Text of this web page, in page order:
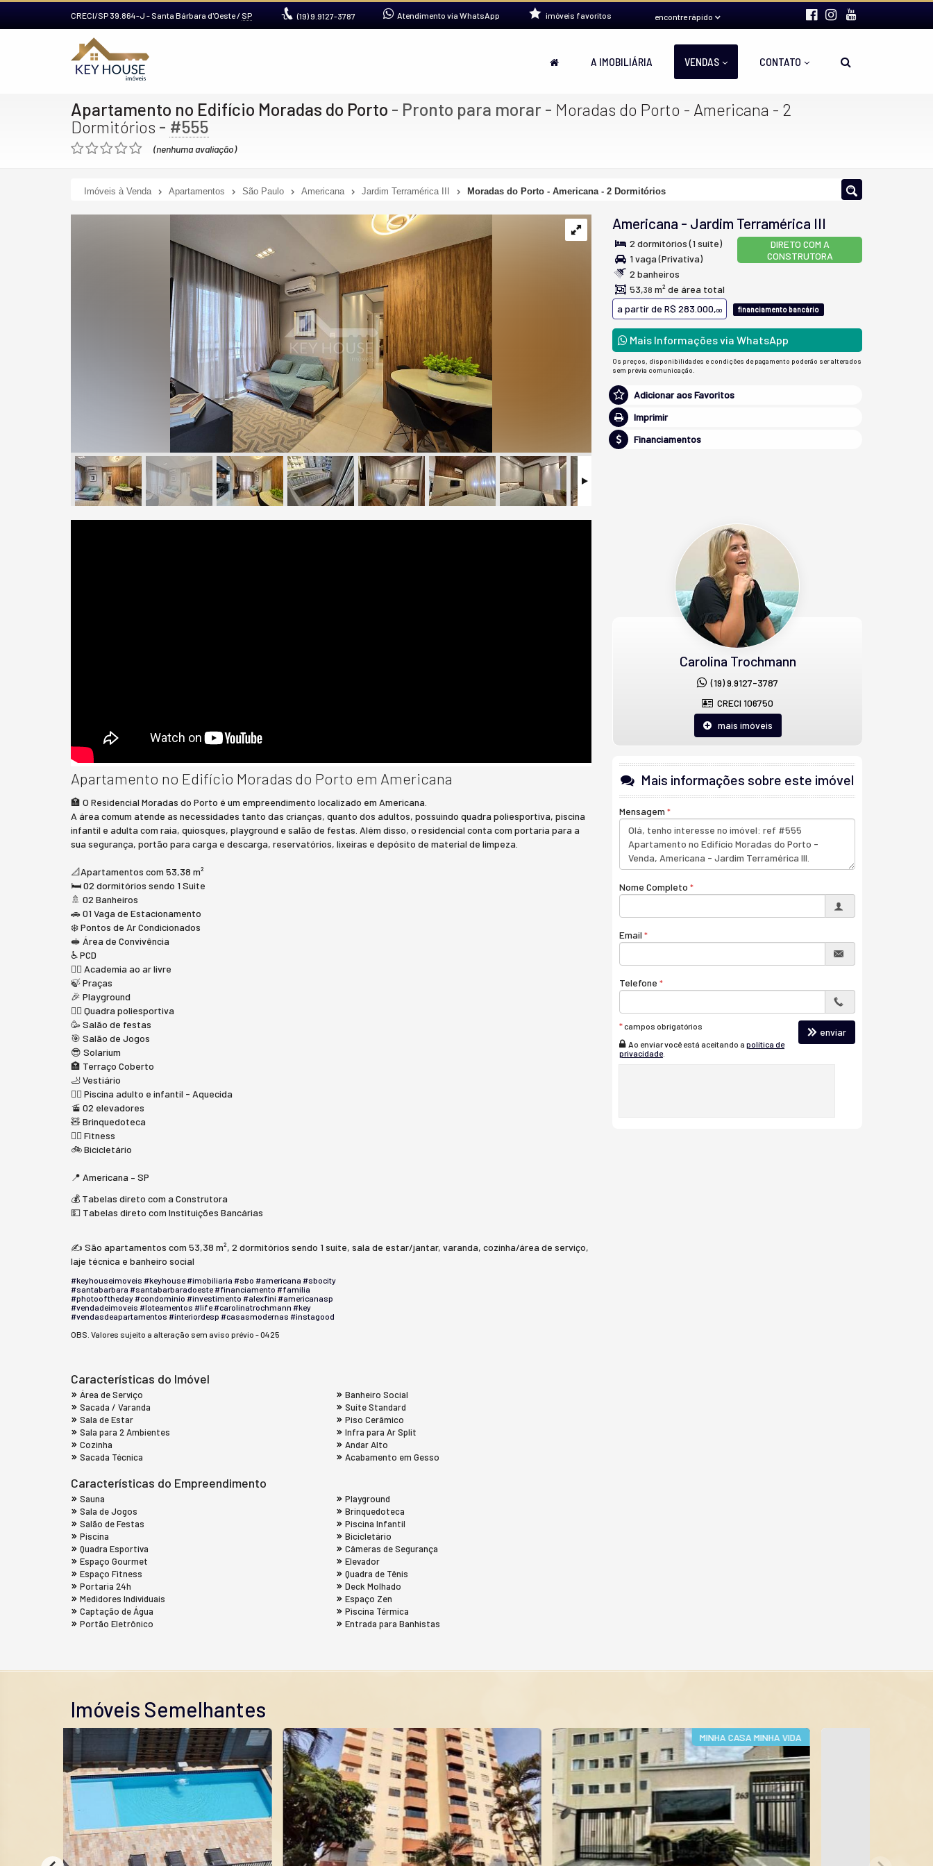
CRECI/SP 39.864-J - Santa Bárbara d'Oeste / SP (19)9.9127-3787 Atendimento via WhatsApp encontre rápido
imóveis favoritos
A IMOBILIÁRIA VENDAS CONTATO
Apartamento no Edifício Moradas do Porto - Pronto para morar - Moradas do Porto - Americana - 2
Dormitórios - #555
(nenhuma avaliação)
Imóveis à Venda Apartamentos São Paulo Americana Jardim Terramérica III Moradas do Porto - Americana - 2 Dormitórios
Americana - Jardim Terramérica III
DIRETO COM A
CONSTRUTORA
2 dormitórios (1 suíte)
1 vaga (Privativa)
2 banheiros
53,38 m² de área total
a partir de R$ 283.000,00 financiamento bancário
Mais Informações via WhatsApp
Os preços, disponibilidades e condições de pagamento poderão ser alterados
sem prévia comunicação.
Adicionar aos Favoritos
Imprimir
Financiamentos
Apartamento no Edifício Moradas do Porto em Americana
🏣 O Residencial Moradas do Porto é um empreendimento localizado em Americana.
A área comum atende as necessidades tanto das crianças, quanto dos adultos, possuindo quadra poliesportiva, piscina
infantil e adulta com raia, quiosques, playground e salão de festas. Além disso, o residencial conta com portaria para a
sua segurança, portão para carga e descarga, reservatórios, lixeiras e depósito de material de limpeza.
📐Apartamentos com 53,38 m²
🛏 02 dormitórios sendo 1 Suite
🚿 02 Banheiros
🚗 01 Vaga de Estacionamento
❄️ Pontos de Ar Condicionados
🥪 Área de Convivência
♿ PCD
🏋‍♂️ Academia ao ar livre
🍃 Praças
🎉 Playground
🤾‍♀️ Quadra poliesportiva
🥳 Salão de festas
🎯 Salão de Jogos
😎 Solarium
🏣 Terraço Coberto
🦶 Vestiário
🤽‍♂️ Piscina adulto e infantil - Aquecida
🚡 02 elevadores
🧸 Brinquedoteca
🏋️‍♂️ Fitness
🚲 Bicicletário
📍 Americana – SP
💰 Tabelas direto com a Construtora
💵 Tabelas direto com Instituições Bancárias
✍️ São apartamentos com 53,38 m², 2 dormitórios sendo 1 suíte, sala de estar/jantar, varanda, cozinha/área de serviço,
laje técnica e banheiro social
#keyhouseimoveis #keyhouse#imobiliaria #sbo #americana #sbocity
#santabarbara #santabarbaradoeste#financiamento #familia
#photooftheday#condominio #investimento #alexfini #americanasp
#vendadeimoveis #loteamentos #life#carolinatrochmann #key
#vendasdeapartamentos #interiordesp #casasmodernas #instagood
OBS. Valores sujeito a alteração sem aviso prévio - 0425
Características do Imóvel
Área de Serviço
Sacada / Varanda
Sala de Estar
Sala para 2 Ambientes
Cozinha
Sacada Técnica
Banheiro Social
Suíte Standard
Piso Cerâmico
Infra para Ar Split
Andar Alto
Acabamento em Gesso
Características do Empreendimento
Sauna
Sala de Jogos
Salão de Festas
Piscina
Quadra Esportiva
Espaço Gourmet
Espaço Fitness
Portaria 24h
Medidores Individuais
Captação de Água
Portão Eletrônico
Playground
Brinquedoteca
Piscina Infantil
Bicicletário
Câmeras de Segurança
Elevador
Quadra de Tênis
Deck Molhado
Espaço Zen
Pìscina Térmica
Entrada para Banhistas
Carolina Trochmann
(19) 9.9127-3787
CRECI 106750
mais imóveis
Mais informações sobre este imóvel
Mensagem
Nome Completo
Email
Telefone
*campos obrigatórios
Ao enviar você está aceitando a política de
privacidade.
enviar
Imóveis Semelhantes
ULTIMAS UNIDADES OPORTUNIDADE